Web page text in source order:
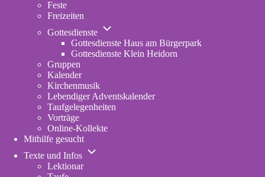
Feste
Freizeiten
Gottesdienste
Unternavigation
Gottesdienste
Gottesdienste Haus am Bürgerpark
Gottesdienste Klein Heidorn
Gruppen
Kalender
Kirchenmusik
Lebendiger Adventskalender
Taufgelegenheiten
Vorträge
Online-Kollekte
Mithilfe gesucht
Texte und Infos
Unternavigation
Lektionar